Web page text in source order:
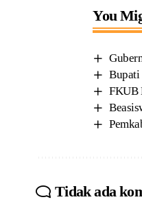
You
Bupati
FKUB
Tidak ada